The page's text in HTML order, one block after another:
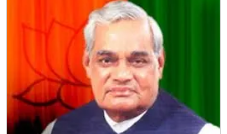
शख्सियत
अटल पैदा दिलों में प्यार की तासीर करता है…